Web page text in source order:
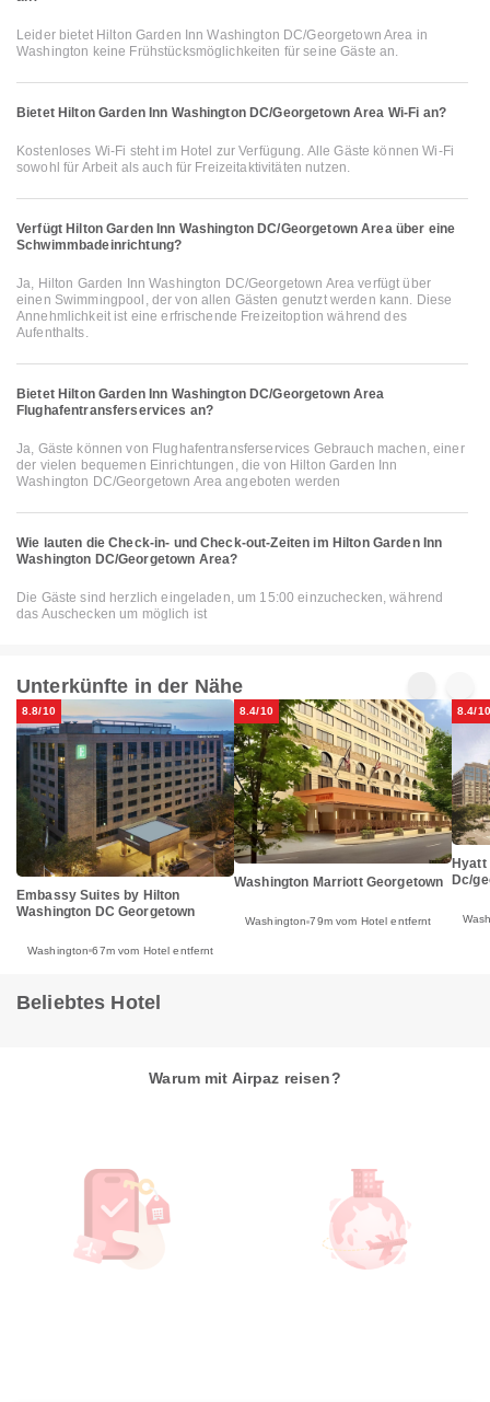
Leider bietet Hilton Garden Inn Washington DC/Georgetown Area in
Washington keine Frühstücksmöglichkeiten für seine Gäste an.
Bietet Hilton Garden Inn Washington DC/Georgetown Area Wi-Fi an?
Kostenloses Wi-Fi steht im Hotel zur Verfügung. Alle Gäste können Wi-Fi
sowohl für Arbeit als auch für Freizeitaktivitäten nutzen.
Verfügt Hilton Garden Inn Washington DC/Georgetown Area über eine
Schwimmbadeinrichtung?
Ja, Hilton Garden Inn Washington DC/Georgetown Area verfügt über
einen Swimmingpool, der von allen Gästen genutzt werden kann. Diese
Annehmlichkeit ist eine erfrischende Freizeitoption während des
Aufenthalts.
Bietet Hilton Garden Inn Washington DC/Georgetown Area
Flughafentransferservices an?
Ja, Gäste können von Flughafentransferservices Gebrauch machen, einer
der vielen bequemen Einrichtungen, die von Hilton Garden Inn
Washington DC/Georgetown Area angeboten werden
Wie lauten die Check-in- und Check-out-Zeiten im Hilton Garden Inn
Washington DC/Georgetown Area?
Die Gäste sind herzlich eingeladen, um 15:00 einzuchecken, während
das Auschecken um möglich ist
Unterkünfte in der Nähe
8.8/10
Embassy Suites by Hilton
Washington DC Georgetown
Washington 67m vom Hotel entfernt
8.4/10
Washington Marriott Georgetown
Washington 79m vom Hotel entfernt
8.4/10
Hyatt
Dc/
Beliebtes Hotel
Warum mit Airpaz reisen?